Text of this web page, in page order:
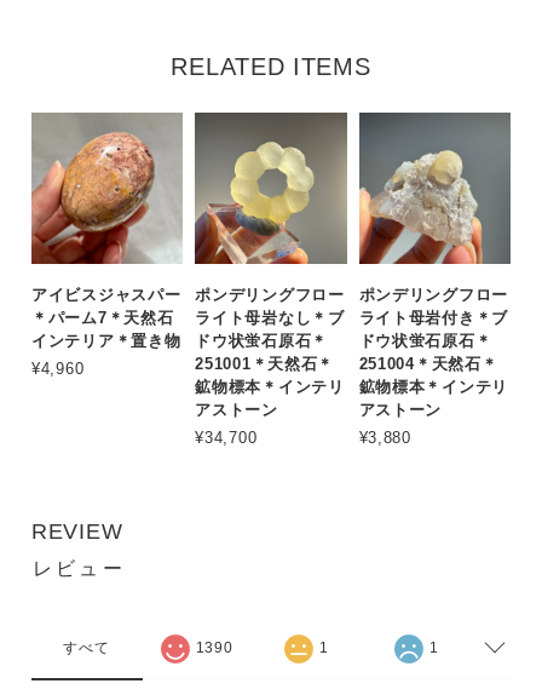
RELATED ITEMS
アイビスジャスパー
＊パーム7＊天然石
インテリア＊置き物
¥4,960
ポンデリングフロー
ライト母岩なし＊ブ
ドウ状蛍石原石＊
251001＊天然石＊
鉱物標本＊インテリ
アストーン
¥34,700
ポンデリングフロー
ライト母岩付き＊ブ
ドウ状蛍石原石＊
251004＊天然石＊
鉱物標本＊インテリ
アストーン
¥3,880
REVIEW
レビュー
すべて 1390 1 1